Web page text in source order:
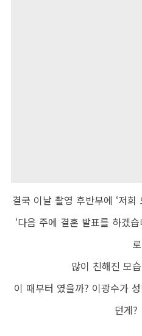
결국 이날 촬영 후반부에 ‘저희
‘다음 주에 결혼 발표를 하겠
로
많이 친해진 모
이 때부터 였을까? 이광수가
던게?